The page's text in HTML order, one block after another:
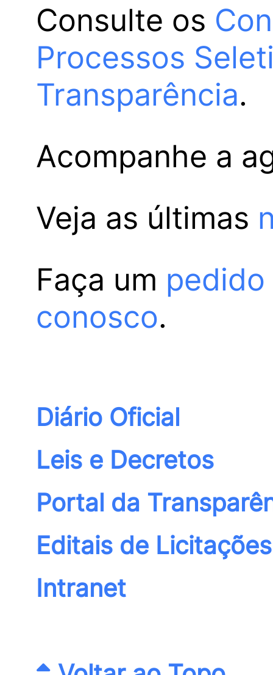
Consulte os
Processos
Transparência.
Acompanhe a
Veja as últimas
Faça um
conosco.
Diário Oficial
Leis e Decretos
Portal da
Editais de Licitações
Intranet